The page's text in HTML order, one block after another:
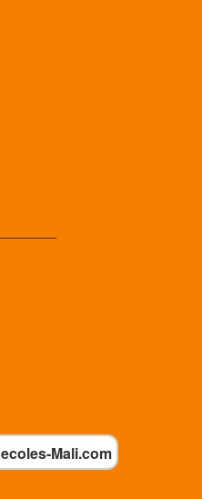
ecoles-Mali.com